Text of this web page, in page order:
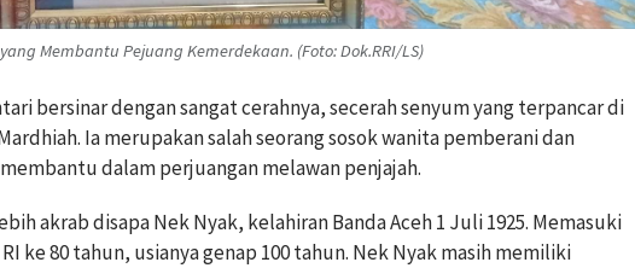
Membantu Pejuang Kemerdekaan. (Foto: Dok.RRI/LS)
bersinar dengan sangat cerahnya, secerah senyum yang terpancar di
Ia merupakan salah seorang sosok wanita pemberani dan
dalam perjuangan melawan penjajah.
akrab disapa Nek Nyak, kelahiran Banda Aceh 1 Juli 1925. Memasuki
ke 80 tahun, usianya genap 100 tahun. Nek Nyak masih memiliki